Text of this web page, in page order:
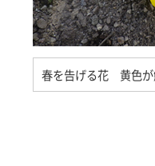
春を告げる花 黄色が